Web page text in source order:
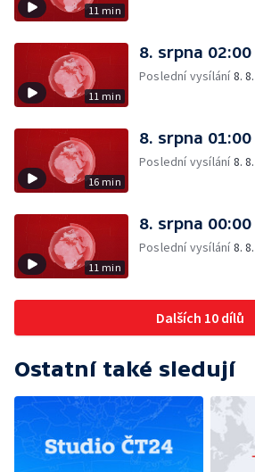
11 min
11 min
8. srpna 02:00
Poslední vysílání8.
16 min
8. srpna 01:00
Poslední vysílání8.
11 min
8. srpna 00:00
Poslední vysílání8.
Dalších 10 dílů
Ostatní také sledují